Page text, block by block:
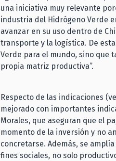
una iniciativa muy relevante
industria del Hidrógeno Verde
avanzar en su uso dentro de
transporte y la logística. De
Verde para el mundo, sino que
propia matriz productiva”.
Respecto de las indicaciones
mejorado con importantes
Morales, que aseguran que el
momento de la inversión y no
concretarse. Además, se
fines sociales, no solo